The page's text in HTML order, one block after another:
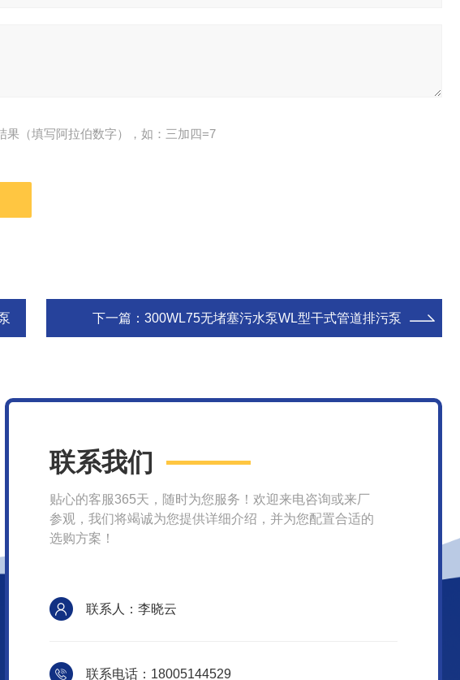
果（填写阿拉伯数字），如：三加四=7
下一篇： 300WL75无堵塞污水泵WL型干式管道排污泵
联系我们
贴心的客服365天，随时为您服务！欢迎来电咨询或来厂
参观，我们将竭诚为您提供详细介绍，并为您配置合适的
选购方案！
联系人：李晓云
联系电话：18005144529